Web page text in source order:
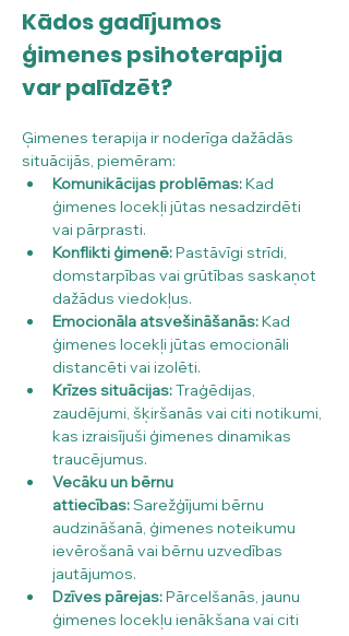
Kādos gadījumos
ģimenes psihoterapija
var palīdzēt?
Ģimenes terapija ir noderīga dažādās
situācijās, piemēram:
Komunikācijas problēmas: Kad
ģimenes locekļi jūtas nesadzirdēti
vai pārprasti.
Konflikti ģimenē: Pastāvīgi strīdi,
domstarpības vai grūtības saskaņot
dažādus viedokļus.
Emocionāla atsvešināšanās: Kad
ģimenes locekļi jūtas emocionāli
distancēti vai izolēti.
Krīzes situācijas: Traģēdijas,
zaudējumi, šķiršanās vai citi notikumi,
kas izraisījuši ģimenes dinamikas
traucējumus.
Vecāku un bērnu
attiecības: Sarežģījumi bērnu
audzināšanā, ģimenes noteikumu
ievērošanā vai bērnu uzvedības
jautājumos.
Dzīves pārejas: Pārcelšanās, jaunu
ģimenes locekļu ienākšana vai citi